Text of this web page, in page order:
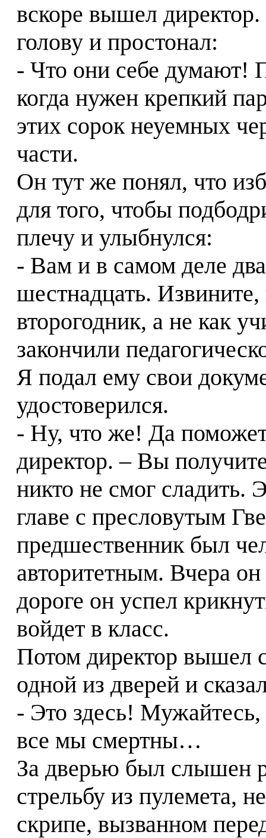
вскоре вышел
голову и простонал:
- Что они себе думают!
когда нужен крепкий
этих сорок неуемных
части.
Он тут же понял, что
для того, чтобы
плечу и улыбнулся:
- Вам и в самом деле
шестнадцать.
второгодник, а не как
закончили
Я подал ему свои
удостоверился.
- Ну, что же! Да
директор. – Вы
никто не смог
главе с пресловутым
предшественник был
авторитетным. Вчера
дороге он успел
войдет в класс.
Потом директор вышел
одной из дверей и
- Это здесь!
все мы смертны…
За дверью был слышен
стрельбу из пулемета,
скрипе, вызванном